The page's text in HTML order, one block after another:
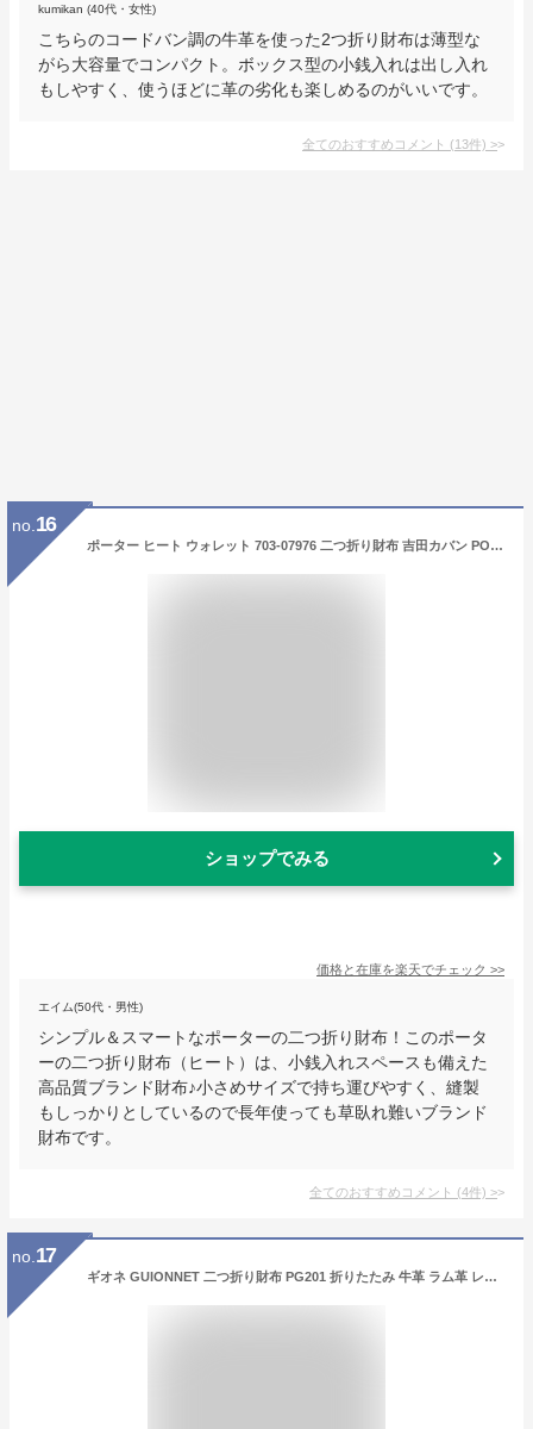
kumikan (40代・女性)
こちらのコードバン調の牛革を使った2つ折り財布は薄型な
がら大容量でコンパクト。ボックス型の小銭入れは出し入れ
もしやすく、使うほどに革の劣化も楽しめるのがいいです。
全てのおすすめコメント (13件) >
no. 16
ポーター ヒート ウォレット 703-07976 二つ折り財布 吉田カバン PORTER HEAT ブランド メンズ レディース 小銭入れあり 小銭入れ おしゃれ 二つ折 財布 ウォレット 小さめ ブラック 大人 シンプル コンパクト
ショップでみる
価格と在庫を楽天でチェック >>
エイム(50代・男性)
シンプル＆スマートなポーターの二つ折り財布！このポータ
ーの二つ折り財布（ヒート）は、小銭入れスペースも備えた
高品質ブランド財布♪小さめサイズで持ち運びやすく、縫製
もしっかりとしているので長年使っても草臥れ難いブランド
財布です。
全てのおすすめコメント (4件) >
no. 17
ギオネ GUIONNET 二つ折り財布 PG201 折りたたみ 牛革 ラム革 レザー メンズ レディース 財布 ウォレット